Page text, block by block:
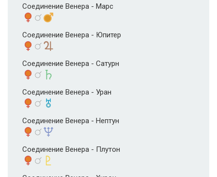
Соединение Венера - Марс
Соединение Венера - Юпитер
Соединение Венера - Сатурн
Соединение Венера - Уран
Соединение Венера - Нептун
Соединение Венера - Плутон